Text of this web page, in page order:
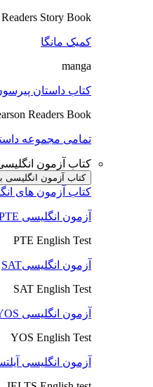
Story Book
کمیک مانگا
manga
کتاب داستان
Readers Book
تمامی مجموعه
کتاب آزمون
کتاب آزمون انگلیسی
کتاب آزمون های
آزمون انگلیسی PTE
PTE English Test
آزمون انگلیسیSAT
SAT English Test
آزمون انگلیسی YOS
YOS English Test
آزمون انگلیسی